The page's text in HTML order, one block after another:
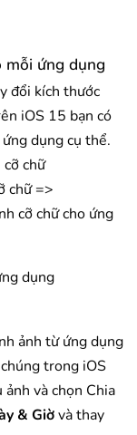
mỗi ứng dụng
đổi kích thước
iOS 15 bạn có
dụng cụ thể.
chữ
chữ =>
cỡ chữ cho ứng
ảnh từ ứng dụng
trong iOS
và chọn Chia
& Giờvà thay